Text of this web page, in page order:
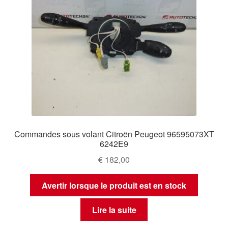
Commandes sous volant Citroën Peugeot 96595073XT
6242E9
€ 182,00
Avertir lorsque le produit est en stock
Lire la suite